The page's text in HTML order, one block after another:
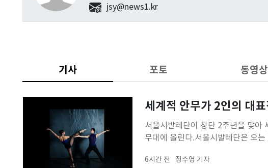
jsy@news1.kr
기사 포토 동영상
세계적 안무가 2인의 대
서울시발레단이 창단 2주년을 맞아
무대에 올린다.서울시발레단은 오
는 유럽 무용계를 대표하는 크리스
6시간 전 정수영 기자